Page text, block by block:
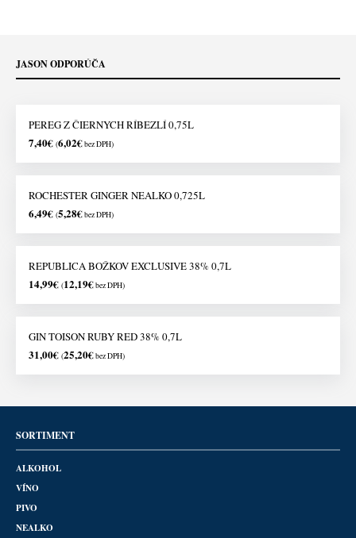
JASON ODPORÚČA
PEREG Z ČIERNYCH RÍBEZLÍ 0,75L
7,40€ (6,02€bez DPH)
ROCHESTER GINGER NEALKO 0,725L
6,49€ (5,28€bez DPH)
REPUBLICA BOŽKOV EXCLUSIVE 38% 0,7L
14,99€ (12,19€bez DPH)
GIN TOISON RUBY RED 38% 0,7L
31,00€ (25,20€bez DPH)
SORTIMENT
ALKOHOL
VÍNO
PIVO
NEALKO